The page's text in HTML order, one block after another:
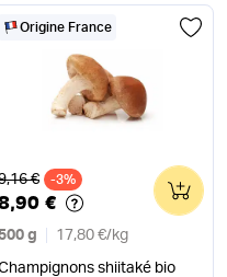
Origine France
prix
€ -3%
€
500 g 17,80 €/ kg
shiitaké bio
0